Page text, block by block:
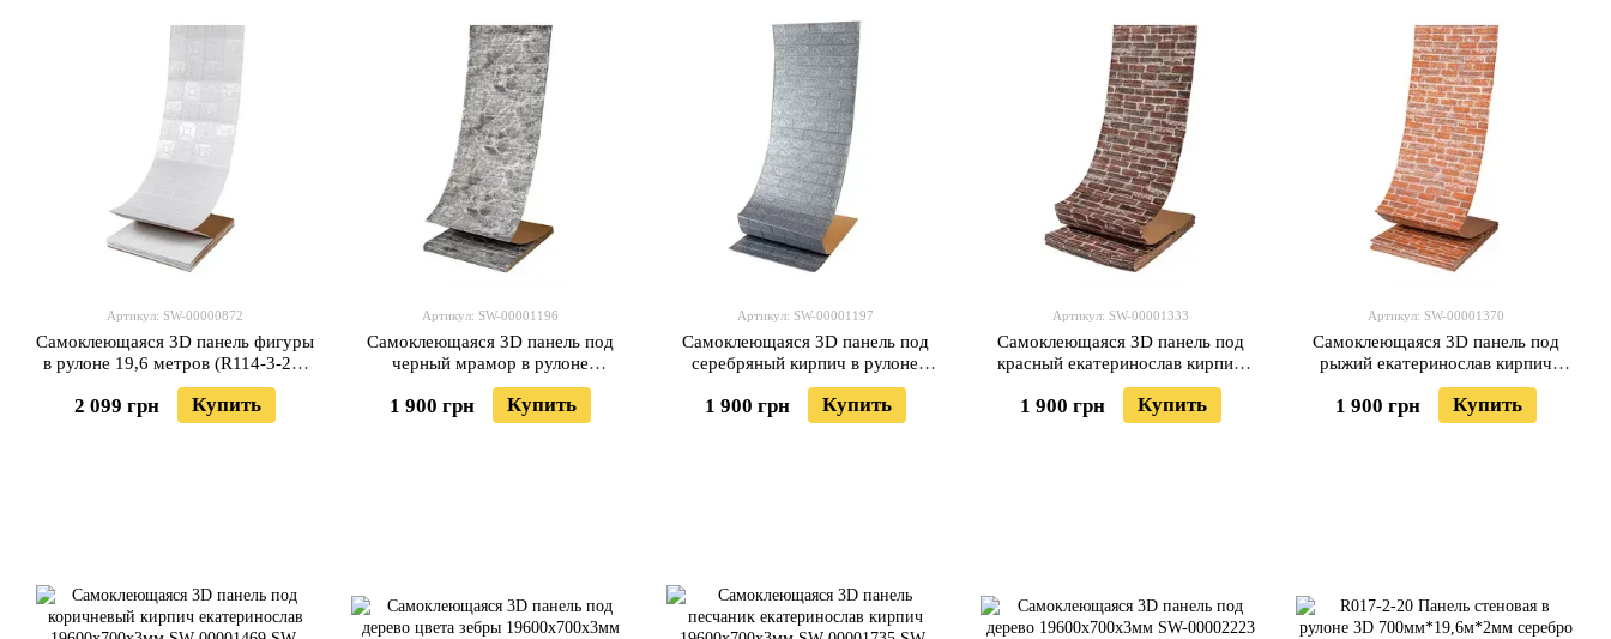
Артикул: SW-00000872
Самоклеющаяся 3D панель фигуры
в рулоне 19,6 метров (R114-3-20)
SW-00000872
2 099 грн Купить
Артикул: SW-00001196
Самоклеющаяся 3D панель под
черный мрамор в рулоне
19600x700x3мм (R061-3-20) SW-
00001196
1 900 грн Купить
Артикул: SW-00001197
Самоклеющаяся 3D панель под
серебряный кирпич в рулоне
19600x700x3мм (R017-3-20) SW-
00001197
1 900 грн Купить
Артикул: SW-00001333
Самоклеющаяся 3D панель под
красный екатеринослав кирпич
19600x700x3мм SW-00001333
1 900 грн Купить
Артикул: SW-00001370
Самоклеющаяся 3D панель под
рыжий екатеринослав кирпич
19600х700х3мм SW-00001370
1 900 грн Купить